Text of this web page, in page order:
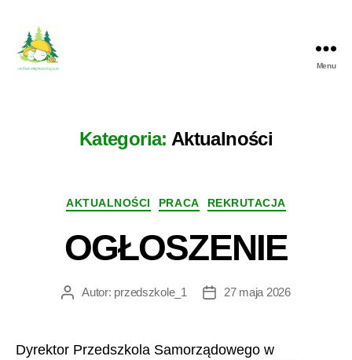
Menu
Kategoria: Aktualności
Kategorie
AKTUALNOŚCI PRACA REKRUTACJA
OGŁOSZENIE
AutorAutor: przedszkole_1
Data27 maja 2026
Dyrektor Przedszkola Samorządowego w